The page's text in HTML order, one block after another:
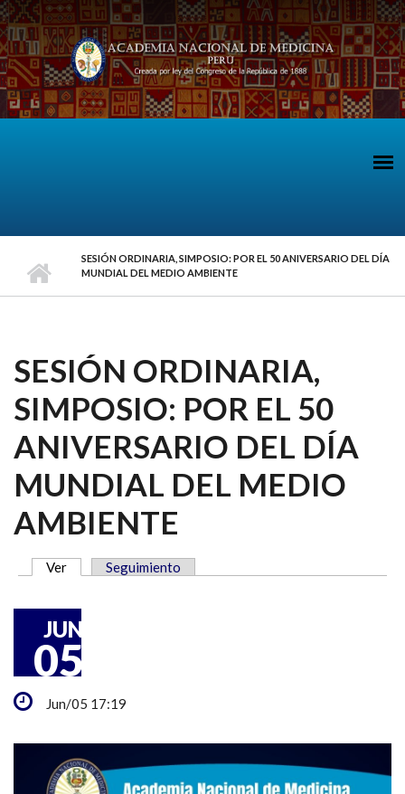
Pasar al contenido principal
SESIÓN ORDINARIA, SIMPOSIO: POR EL 50 ANIVERSARIO DEL DÍA
MUNDIAL DEL MEDIO AMBIENTE
SESIÓN ORDINARIA,
SIMPOSIO: POR EL 50
ANIVERSARIO DEL DÍA
MUNDIAL DEL MEDIO
AMBIENTE
Ver (solapa activa)
Seguimiento
JUN
05
Jun/05 17:19